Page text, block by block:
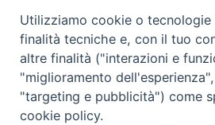
Complesso, Problematico
Tematica: Amore-Sentimenti,
Utilizziamo cookie o tecnologie
finalità tecniche e, con il tuo
altre finalità ("interazioni e
"miglioramento
"targeting e pubblicità") come
cookie policy.